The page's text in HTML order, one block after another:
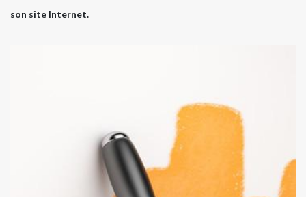
son site Internet.